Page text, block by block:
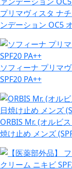
プリマヴィスタ ナ
ンデーション OC5
ソフィーナ プリマ
SPF20 PA++
ORBIS Mr. (オルビ
焼け止め メンズ